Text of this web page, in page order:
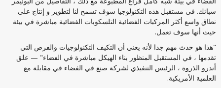
سبائك. في مستقبل هذه التكنولوجيا سوف تسمح لنا لتطوير و إنتاج على
نطاق واسع أكثر المركبات الفضائية التلسكوبات الفضائية مباشرة في بيئة
حيث أنها سوف تعمل.
"هذا هو حدث مهم جدا لأنه يعني أن التكيف التكنولوجيات والفرص التي
تقدمها ، في المستقبل المنظور بناء الهيكل مباشرة في الفضاء" — علق
أندرو الذروة ، الرئيس التنفيذي لشركة صنع في الفضاء في مقابلة مع
العلمية الأمريكية.